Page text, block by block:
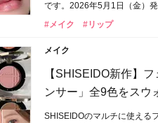
です。2026年5月1日（金）発
#メイク
#リップ
メイク
【SHISEIDO新作】
ンサー」全9色をスウ
SHISEIDOのマルチに使える